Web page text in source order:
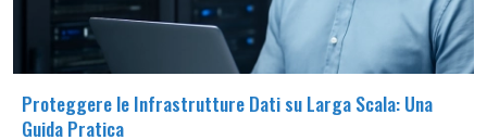
Proteggere le Infrastrutture Dati su Larga Scala: Una
Guida Pratica